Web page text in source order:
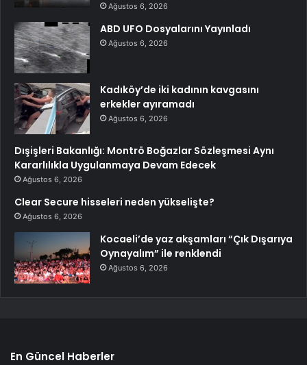
Ağustos 6, 2026
ABD UFO Dosyalarını Yayınladı
Ağustos 6, 2026
Kadıköy’de iki kadının kavgasını
erkekler ayıramadı
Ağustos 6, 2026
Dışişleri Bakanlığı: Montrö Boğazlar Sözleşmesi Aynı
Kararlılıkla Uygulanmaya Devam Edecek
Ağustos 6, 2026
Clear Secure hisseleri neden yükselişte?
Ağustos 6, 2026
Kocaeli’de yaz akşamları “Çık Dışarıya
Oynayalım” ile renklendi
Ağustos 6, 2026
En Güncel Haberler